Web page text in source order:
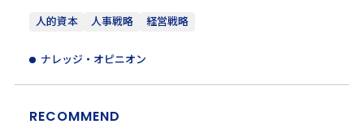
人的資本 人事戦略 経営戦略
ナレッジ・オピニオン
RECOMMEND